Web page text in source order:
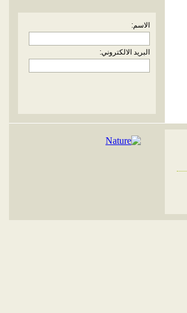
الاسم:
البريد الالكتروني: